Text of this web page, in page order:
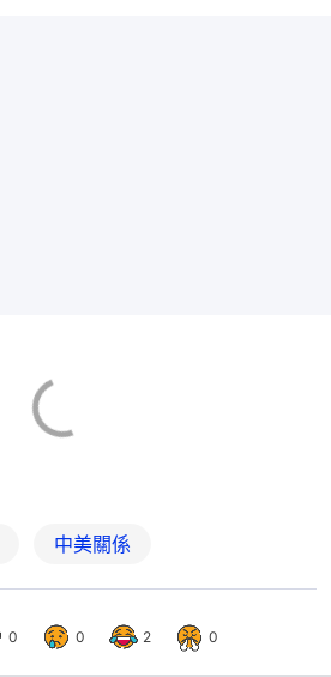
中美關係
0 0 2 0